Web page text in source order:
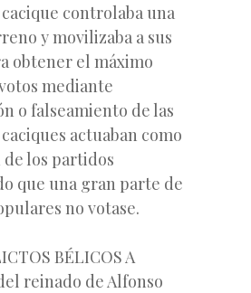
controlaba una
y movilizaba a sus
obtener el máximo
mediante
o falseamiento de las
actuaban como
los partidos
que una gran parte de
no votase.
BÉLICOS A
reinado de Alfonso